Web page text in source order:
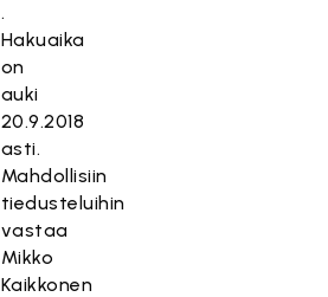
.
Hakuaika
on
auki
20.9.2018
asti.
Mahdollisiin
tiedusteluihin
vastaa
Mikko
Kaikkonen